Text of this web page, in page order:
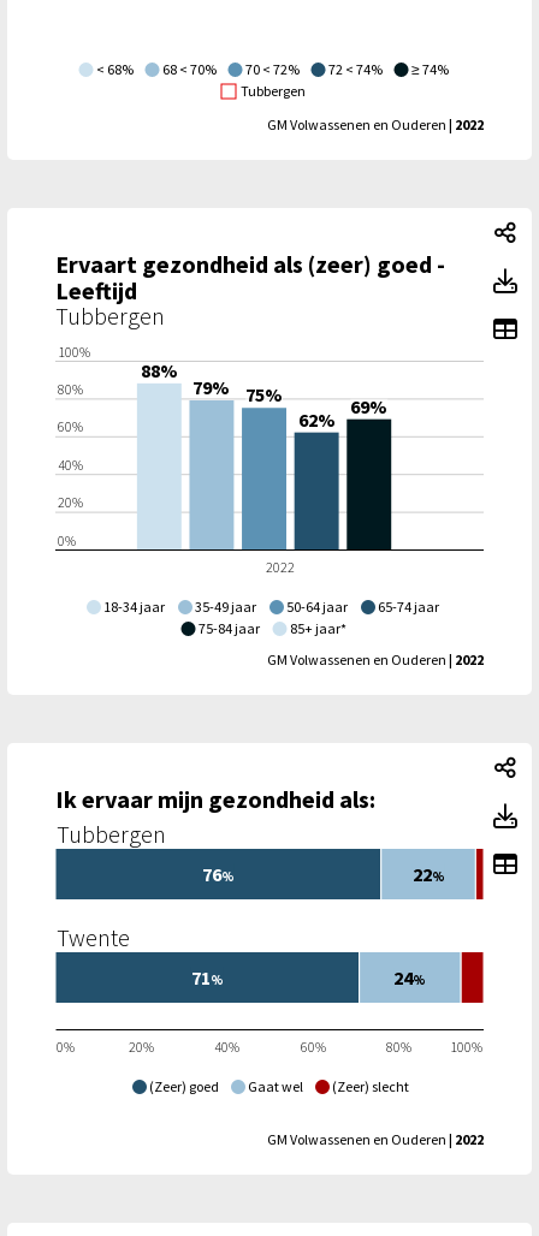
< 68% 68 < 70% 70 < 72% 72 < 74%
≥ 74%
Tubbergen
GM Volwassenen en Ouderen | 2022
Ervaart gezondheid als (zeer) goed -
Leeftijd
Tubbergen
18-34 jaar 35-49 jaar 50-64 jaar
65-74 jaar
75-84 jaar
85+ jaar*
2022
0%
20%
40%
60%
80%
100%
88%
79%
75%
62%
69%
GM Volwassenen en Ouderen | 2022
Ik ervaar mijn gezondheid als:
(Zeer) goed Gaat wel (Zeer) slecht
0% 20% 40% 60% 80% 100%
Twente
Tubbergen
71%
76%
24%
22%
GM Volwassenen en Ouderen | 2022
Ik
Ik